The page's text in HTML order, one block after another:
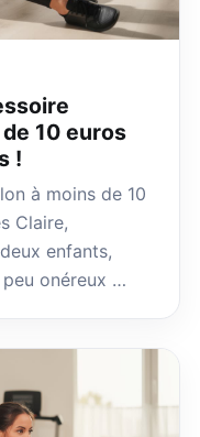
10 euros
!
à moins de 10
Claire,
enfants,
onéreux …